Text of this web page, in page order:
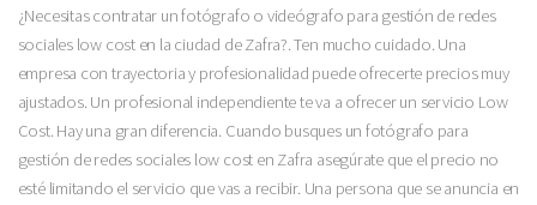
¿Necesitas contratar un fotógrafo o videógrafo para gestión de redes
sociales low cost en la ciudad de Zafra?. Ten mucho cuidado. Una
empresa con trayectoria y profesionalidad puede ofrecerte precios muy
ajustados. Un profesional independiente te va a ofrecer un servicio Low
Cost. Hay una gran diferencia. Cuando busques un fotógrafo para
gestión de redes sociales low cost en Zafra asegúrate que el precio no
esté limitando el servicio que vas a recibir. Una persona que se anuncia en